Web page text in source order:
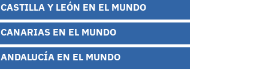
CASTILLA Y LEÓN EN EL MUNDO
CANARIAS EN EL MUNDO
ANDALUCÍA EN EL MUNDO